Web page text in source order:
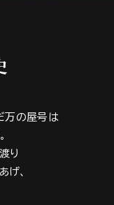
万の屋号は
り
、